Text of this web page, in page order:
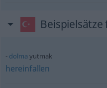
dolma yutmak
hereinfallen